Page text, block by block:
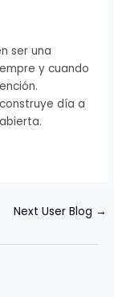
ser una
y cuando
día a
Next User Blog →